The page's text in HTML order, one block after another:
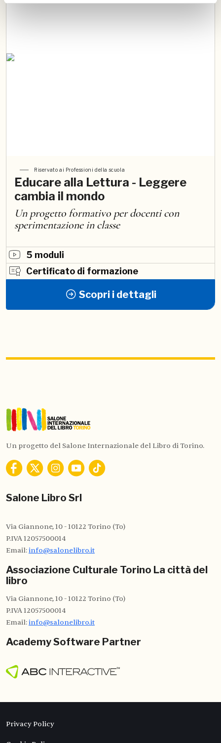
Riservato ai Professioni della scuola
Educare alla Lettura - Leggere
cambia il mondo
Un progetto formativo per docenti con
sperimentazione in classe
5 moduli
Certificato di formazione
Scopri i dettagli
Un progetto del Salone Internazionale del Libro di Torino.
Salone Libro Srl
Via Giannone, 10 - 10122 Torino (To)
P.IVA 12057500014
Email:info@salonelibro.it
Associazione Culturale Torino La città del
libro
Via Giannone, 10 - 10122 Torino (To)
P.IVA 12057500014
Email:info@salonelibro.it
Academy Software Partner
Privacy Policy